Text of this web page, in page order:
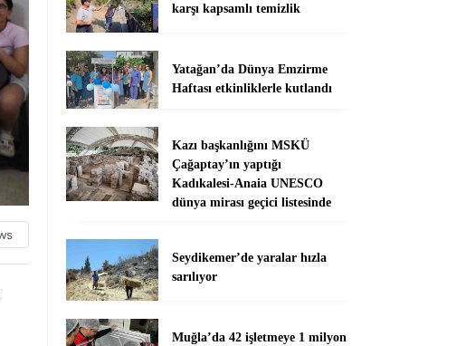
karşı kapsamlı temizlik
Yatağan’da Dünya Emzirme
Haftası etkinliklerle kutlandı
Kazı başkanlığını MSKÜ
Çağaptay’ın yaptığı
Kadıkalesi-Anaia UNESCO
dünya mirası geçici listesinde
Seydikemer’de yaralar hızla
sarılıyor
Muğla’da 42 işletmeye 1 milyon